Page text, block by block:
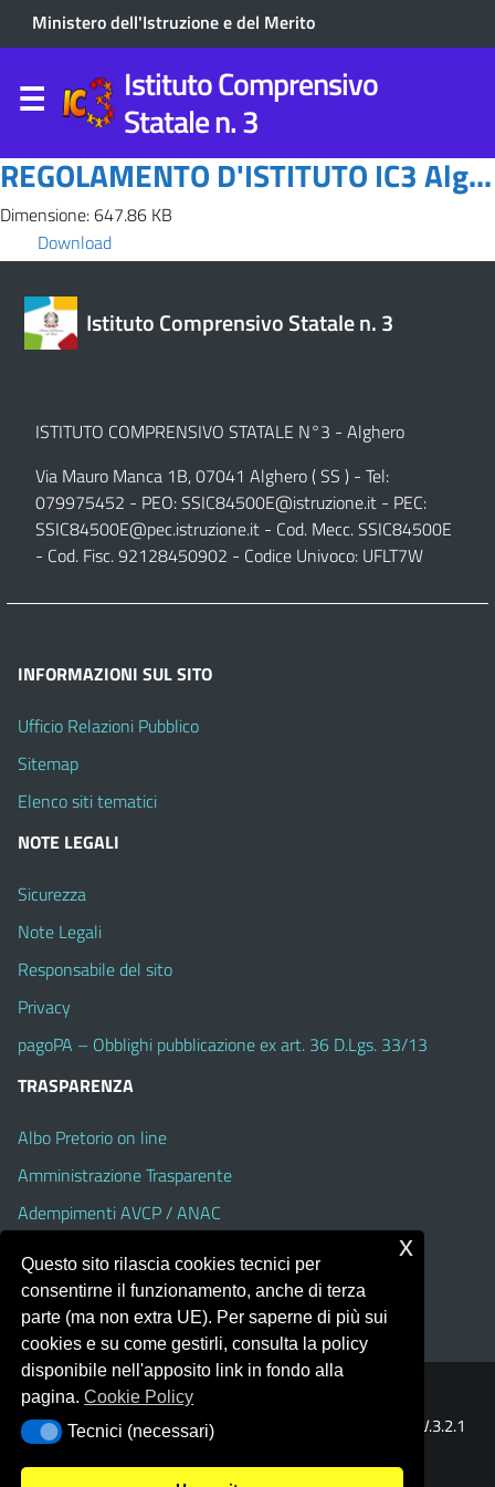
Ministero dell'Istruzione e del Merito
Istituto Comprensivo
Statale n. 3
REGOLAMENTO D'ISTITUTO IC3 Alg...
Dimensione: 647.86 KB
Download
Istituto Comprensivo Statale n. 3
ISTITUTO COMPRENSIVO STATALE N°3 - Alghero
Via Mauro Manca 1B, 07041 Alghero ( SS ) - Tel:
079975452 - PEO:SSIC84500E@istruzione.it - PEC:
SSIC84500E@pec.istruzione.it - Cod. Mecc. SSIC84500E
- Cod. Fisc. 92128450902 - Codice Univoco: UFLT7W
INFORMAZIONI SUL SITO
Ufficio Relazioni Pubblico
Sitemap
Elenco siti tematici
NOTE LEGALI
Sicurezza
Note Legali
Responsabile del sito
Privacy
pagoPA – Obblighi pubblicazione ex art. 36 D.Lgs. 33/13
TRASPARENZA
Albo Pretorio on line
Amministrazione Trasparente
Adempimenti AVCP / ANAC
Accesso Civico
Dichiarazione di accessibilità
Portale realizzato con la piattaforma
Template Italia configurato sul tema accessibile
V.3.2.1
(Alioth)
Questo sito rilascia cookies tecnici per
consentirne il funzionamento, anche di terza
parte (ma non extra UE). Per saperne di più sui
cookies e su come gestirli, consulta la policy
disponibile nell'apposito link in fondo alla
pagina.Cookie Policy
Tecnici (necessari)
Tecnici (necessari)
x